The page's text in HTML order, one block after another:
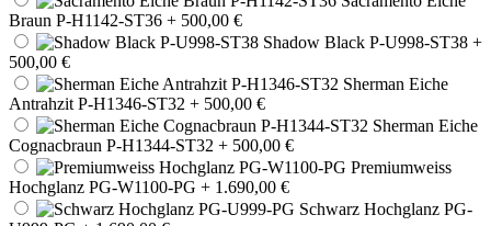
Braun P-H1142-ST36 + 500,00 €
Shadow Black P-U998-ST38 +
500,00 €
Sherman Eiche
Antrahzit P-H1346-ST32 + 500,00 €
Sherman Eiche
Cognacbraun P-H1344-ST32 + 500,00 €
Premiumweiss
Hochglanz PG-W1100-PG + 1.690,00 €
Schwarz Hochglanz PG-